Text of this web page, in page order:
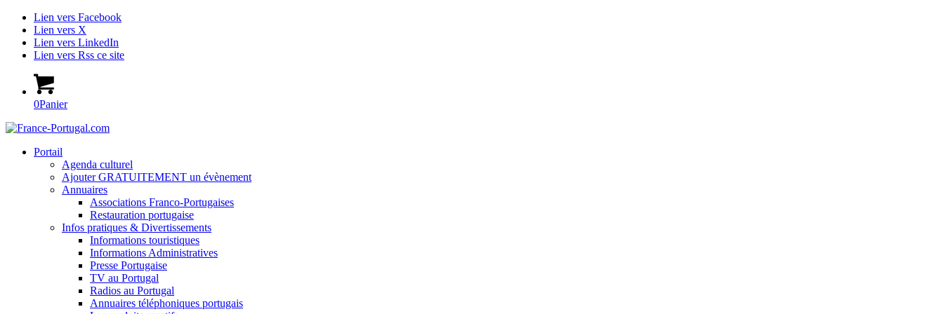
Lien vers Facebook
Lien vers X
Lien vers LinkedIn
Lien vers Rss ce site
0Panier
Portail
Agenda culturel
Ajouter GRATUITEMENT un évènement
Annuaires
Associations Franco-Portugaises
Restauration portugaise
Infos pratiques & Divertissements
Informations touristiques
Informations Administratives
Presse Portugaise
TV au Portugal
Radios au Portugal
Annuaires téléphoniques portugais